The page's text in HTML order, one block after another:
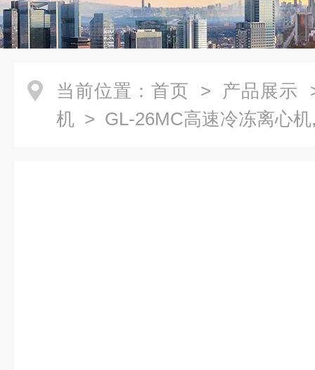
当前位置： 首页 > 产品展示
机 > GL-26MC高速冷冻离心